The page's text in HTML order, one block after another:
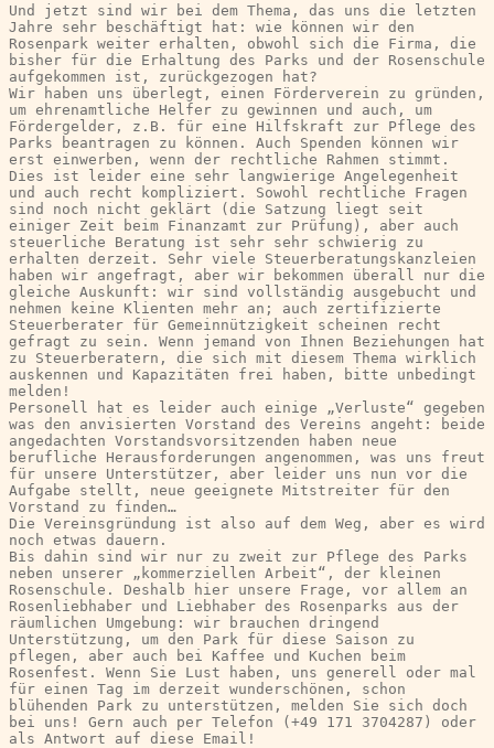
Und jetzt sind wir bei dem Thema, das uns die letzten
Jahre sehr beschäftigt hat: wie können wir den
Rosenpark weiter erhalten, obwohl sich die Firma, die
bisher für die Erhaltung des Parks und der Rosenschule
aufgekommen ist, zurückgezogen hat?
Wir haben uns überlegt, einen Förderverein zu gründen,
um ehrenamtliche Helfer zu gewinnen und auch, um
Fördergelder, z.B. für eine Hilfskraft zur Pflege des
Parks beantragen zu können. Auch Spenden können wir
erst einwerben, wenn der rechtliche Rahmen stimmt.
Dies ist leider eine sehr langwierige Angelegenheit
und auch recht kompliziert. Sowohl rechtliche Fragen
sind noch nicht geklärt (die Satzung liegt seit
einiger Zeit beim Finanzamt zur Prüfung), aber auch
steuerliche Beratung ist sehr sehr schwierig zu
erhalten derzeit. Sehr viele Steuerberatungskanzleien
haben wir angefragt, aber wir bekommen überall nur die
gleiche Auskunft: wir sind vollständig ausgebucht und
nehmen keine Klienten mehr an; auch zertifizierte
Steuerberater für Gemeinnützigkeit scheinen recht
gefragt zu sein. Wenn jemand von Ihnen Beziehungen hat
zu Steuerberatern, die sich mit diesem Thema wirklich
auskennen und Kapazitäten frei haben, bitte unbedingt
melden!
Personell hat es leider auch einige „Verluste“ gegeben
was den anvisierten Vorstand des Vereins angeht: beide
angedachten Vorstandsvorsitzenden haben neue
berufliche Herausforderungen angenommen, was uns freut
für unsere Unterstützer, aber leider uns nun vor die
Aufgabe stellt, neue geeignete Mitstreiter für den
Vorstand zu finden…
Die Vereinsgründung ist also auf dem Weg, aber es wird
noch etwas dauern.
Bis dahin sind wir nur zu zweit zur Pflege des Parks
neben unserer „kommerziellen Arbeit“, der kleinen
Rosenschule. Deshalb hier unsere Frage, vor allem an
Rosenliebhaber und Liebhaber des Rosenparks aus der
räumlichen Umgebung: wir brauchen dringend
Unterstützung, um den Park für diese Saison zu
pflegen, aber auch bei Kaffee und Kuchen beim
Rosenfest. Wenn Sie Lust haben, uns generell oder mal
für einen Tag im derzeit wunderschönen, schon
blühenden Park zu unterstützen, melden Sie sich doch
bei uns! Gern auch per Telefon (+49 171 3704287) oder
als Antwort auf diese Email!